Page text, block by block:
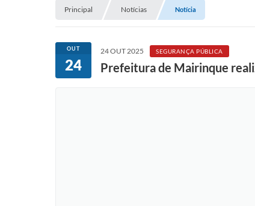
Principal Notícias Notícia
OUT
24
24 OUT 2025 SEGURANÇA PÚBLICA
Prefeitura de Mairinque